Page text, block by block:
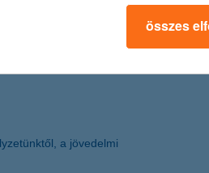
a jövedelmi
összes